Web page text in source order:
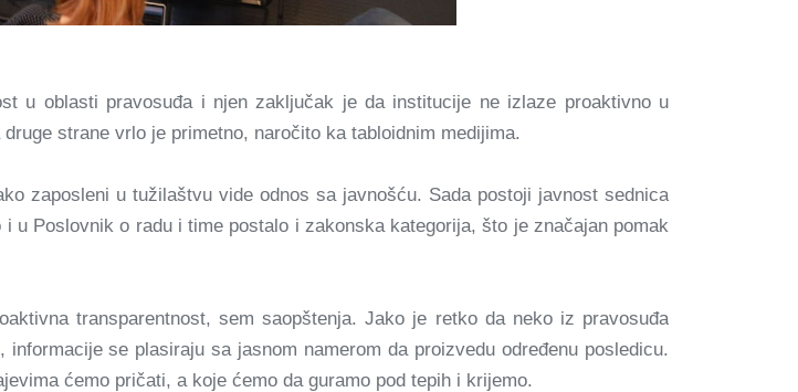
u oblasti pravosuđa i njen zaključak je da institucije ne izlaze proaktivno u
strane vrlo je primetno, naročito ka tabloidnim medijima.
zaposleni u tužilaštvu vide odnos sa javnošću. Sada postoji javnost sednica
Poslovnik o radu i time postalo i zakonska kategorija, što je značajan pomak
transparentnost, sem saopštenja. Jako je retko da neko iz pravosuđa
se plasiraju sa jasnom namerom da proizvedu određenu posledicu.
ćemo pričati, a koje ćemo da guramo pod tepih i krijemo.